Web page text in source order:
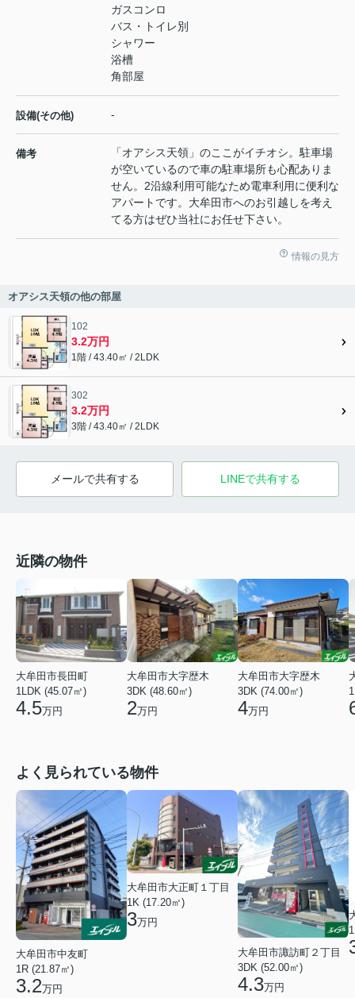
ガスコンロ
バス・トイレ別
シャワー
浴槽
角部屋
設備(その他) -
備考
「オアシス天領」のここがイチオシ。駐車場
が空いているので車の駐車場所も心配ありま
せん。2沿線利用可能なため電車利用に便利な
アパートです。大牟田市へのお引越しを考え
てる方はぜひ当社にお任せ下さい。
情報の見方
オアシス天領の他の部屋
102
3.2万円
1階 / 43.40㎡ / 2LDK
302
3.2万円
3階 / 43.40㎡ / 2LDK
メールで共有する LINEで共有する
近隣の物件
大牟田市長田町
1LDK (45.07㎡)
4.5万円
大牟田市大字歴木
3DK (48.60㎡)
2万円
大牟田市大字歴木
3DK (74.00㎡)
4万円
よく見られている物件
大牟田市中友町
1R (21.87㎡)
3.2万円
大牟田市大正町１丁目
1K (17.20㎡)
3万円
大牟田市諏訪町２丁目
3DK (52.00㎡)
4.3万円